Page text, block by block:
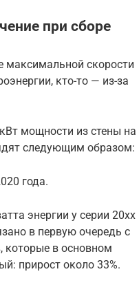
при сборе
максимальной скорости
кто-то — из-за
мощности из стены на
следующим образом:
года.
энергии у серии 20хх
в первую очередь с
которые в основном
прирост около 33%.